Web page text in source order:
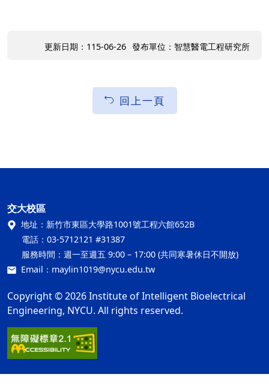
更新日期：115-06-26 發布單位：智慧醫電工程研究所
回上一頁
交大校區
地址： 新竹市東區大學路1001號工程六館652B
電話： 03-5712121 #31387
服務時間： 週一至週五 9:00 – 17:00 (共同寒暑休日不開放)
Email： maylin1019@nycu.edu.tw
Copyright © 2026 Institute of Intelligent Bioelectrical
Engineering, NYCU. All rights reserved.